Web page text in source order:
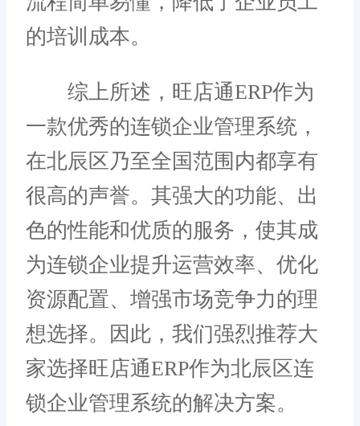
的培训成本。
综上所述，旺店通ERP作为
一款优秀的连锁企业管理系统，
在北辰区乃至全国范围内都享有
很高的声誉。其强大的功能、出
色的性能和优质的服务，使其成
为连锁企业提升运营效率、优化
资源配置、增强市场竞争力的理
想选择。因此，我们强烈推荐大
家选择旺店通ERP作为北辰区连
锁企业管理系统的解决方案。